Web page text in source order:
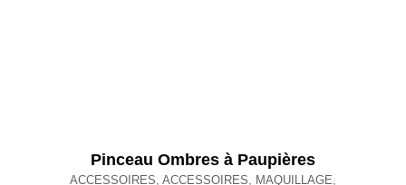
Pinceau Ombres à Paupières
ACCESSOIRES, ACCESSOIRES, MAQUILLAGE,